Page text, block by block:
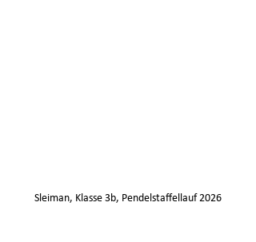
Sleiman, Klasse 3b, Pendelstaffellauf 2026